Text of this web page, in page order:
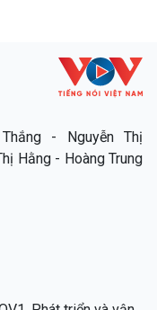
- Nguyễn Thị
Hằng - Hoàng Trung